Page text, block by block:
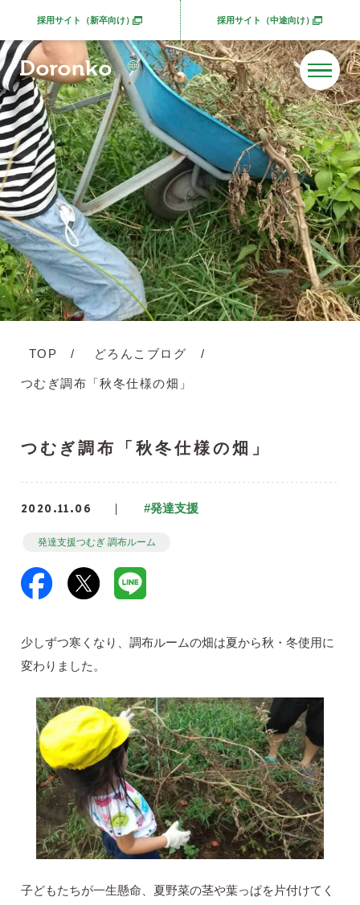
採用サイト（新卒向け）別ウィンドウで開きます 採用サイト（中途向け）別ウィンドウで開きま
TOP どろんこブログ
つむぎ調布「秋冬仕様の畑」
つむぎ調布「秋冬仕様の畑」
2020.11.06 #発達支援
発達支援つむぎ 調布ルーム
少しずつ寒くなり、調布ルームの畑は夏から秋・冬使用に
変わりました。
子どもたちが一生懸命、夏野菜の茎や葉っぱを片付けてく